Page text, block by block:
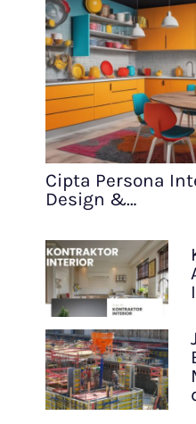
Cipta Persona
Design &…